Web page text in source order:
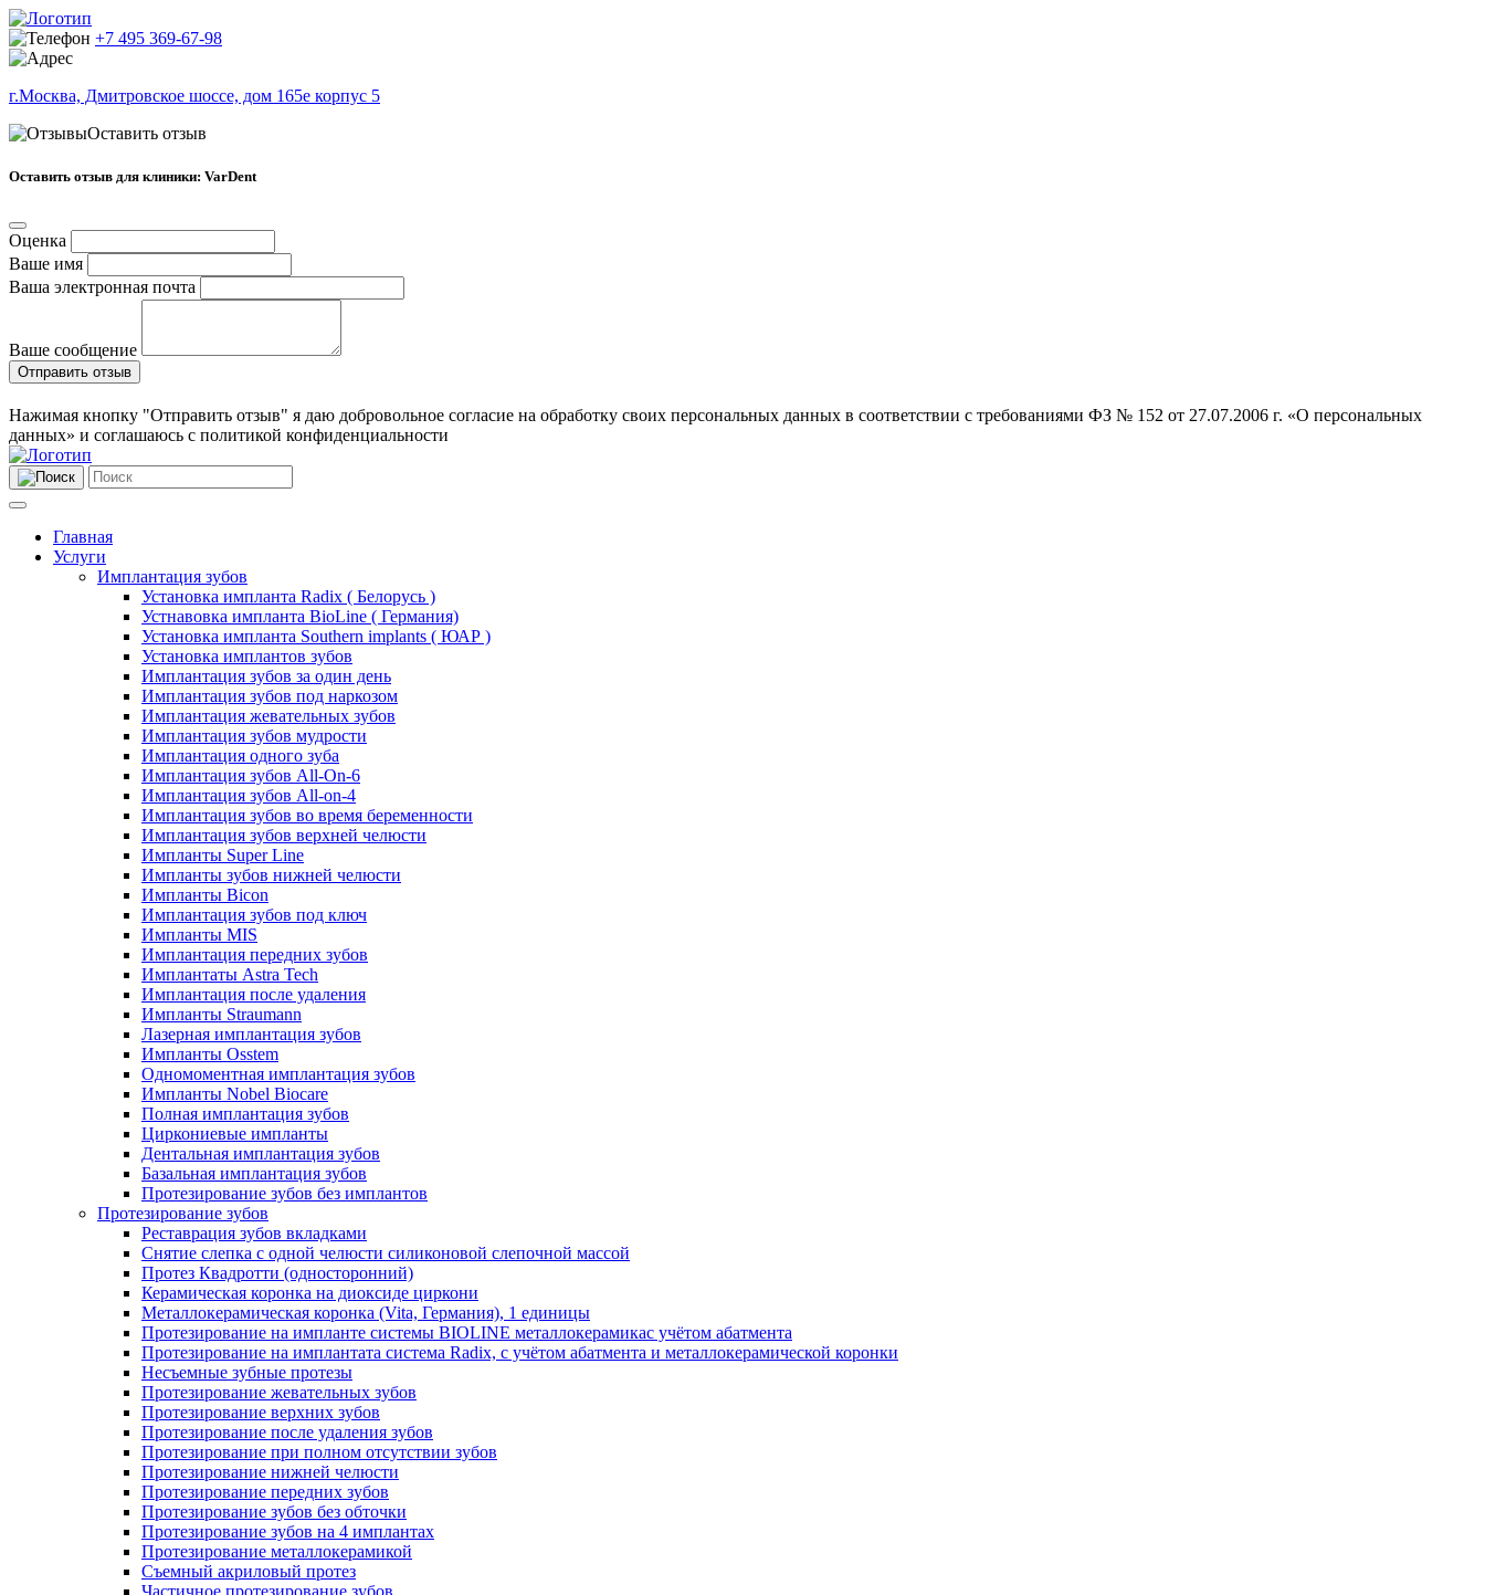
+7 495 369-67-98
г.Москва, Дмитровское шоссе, дом 165е корпус 5
Оставить отзыв
Оставить отзыв для клиники: VarDent
Оценка
Ваше имя
Ваша электронная почта
Ваше сообщение
Отправить отзыв
Нажимая кнопку "Отправить отзыв" я даю добровольное согласие на обработку своих персональных данных в соответствии с требованиями ФЗ № 152 от 27.07.2006 г. «О персональных
данных» и соглашаюсь с политикой конфиденциальности
Главная
Услуги
Имплантация зубов
Установка импланта Radix ( Белорусь )
Устнавовка импланта BioLine ( Германия)
Установка импланта Southern implants ( ЮАР )
Установка имплантов зубов
Имплантация зубов за один день
Имплантация зубов под наркозом
Имплантация жевательных зубов
Имплантация зубов мудрости
Имплантация одного зуба
Имплантация зубов All-On-6
Имплантация зубов All-on-4
Имплантация зубов во время беременности
Имплантация зубов верхней челюсти
Импланты Super Line
Импланты зубов нижней челюсти
Импланты Bicon
Имплантация зубов под ключ
Импланты MIS
Имплантация передних зубов
Имплантаты Astra Tech
Имплантация после удаления
Импланты Straumann
Лазерная имплантация зубов
Импланты Osstem
Одномоментная имплантация зубов
Импланты Nobel Biocare
Полная имплантация зубов
Циркониевые импланты
Дентальная имплантация зубов
Базальная имплантация зубов
Протезирование зубов без имплантов
Протезирование зубов
Реставрация зубов вкладками
Снятие слепка с одной челюсти силиконовой слепочной массой
Протез Квадротти (односторонний)
Керамическая коронка на диоксиде циркони
Металлокерамическая коронка (Vita, Германия), 1 единицы
Протезирование на импланте системы BIOLINE металлокерамикас учётом абатмента
Протезирование на имплантата система Radix, с учётом абатмента и металлокерамической коронки
Несъемные зубные протезы
Протезирование жевательных зубов
Протезирование верхних зубов
Протезирование после удаления зубов
Протезирование при полном отсутствии зубов
Протезирование нижней челюсти
Протезирование передних зубов
Протезирование зубов без обточки
Протезирование зубов на 4 имплантах
Протезирование металлокерамикой
Съемный акриловый протез